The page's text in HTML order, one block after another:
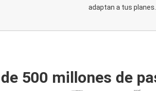
adaptan a tus planes.
500 millones de